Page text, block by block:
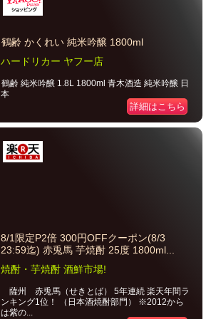
鶴齢 かくれい 純米吟醸 1800ml
ハードリカー ヤフー店
鶴齢 純米吟醸 1.8L 1800ml 青木酒造 純米吟醸 日
本
詳細はこちら
8/1限定P2倍 300円OFFクーポン(8/3
23:59迄) 赤兎馬 芋焼酎 25度 1800ml...
焼酎・芋焼酎 酒鮮市場!
薩州 赤兎馬（せきとば） 5年連続 楽天年間ラ
ンキング1位！ （日本酒焼酎部門） ※2012から
は紫の...